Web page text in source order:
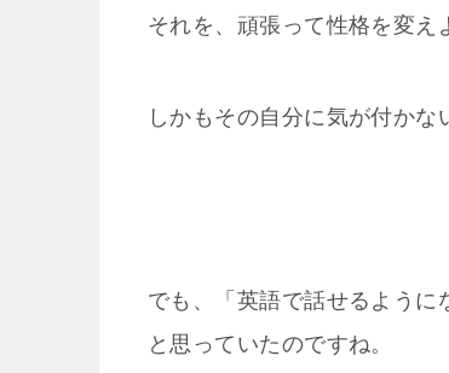
それを、頑張って性格を変え
しかもその自分に気が付かな
でも、「英語で話せるように
と思っていたのですね。